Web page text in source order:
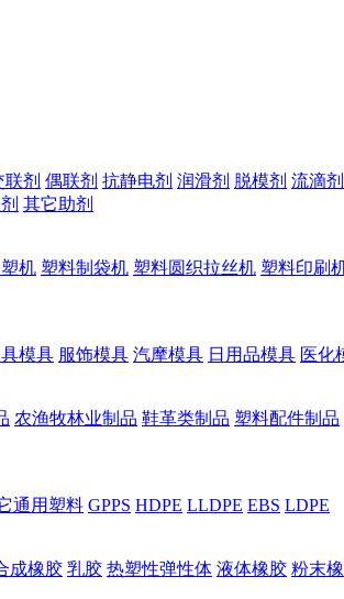
联剂 偶联剂 抗静电剂 润滑剂 脱模剂 流滴剂
其它助剂
机 塑料制袋机 塑料圆织拉丝机 塑料印刷
模具 服饰模具 汽摩模具 日用品模具 医化
农渔牧林业制品 鞋革类制品 塑料配件制品
通用塑料 GPPS HDPE LLDPE EBS LDPE
成橡胶 乳胶 热塑性弹性体 液体橡胶 粉末